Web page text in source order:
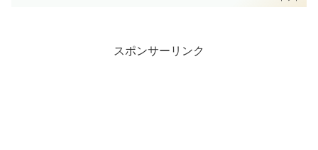
スポンサーリンク